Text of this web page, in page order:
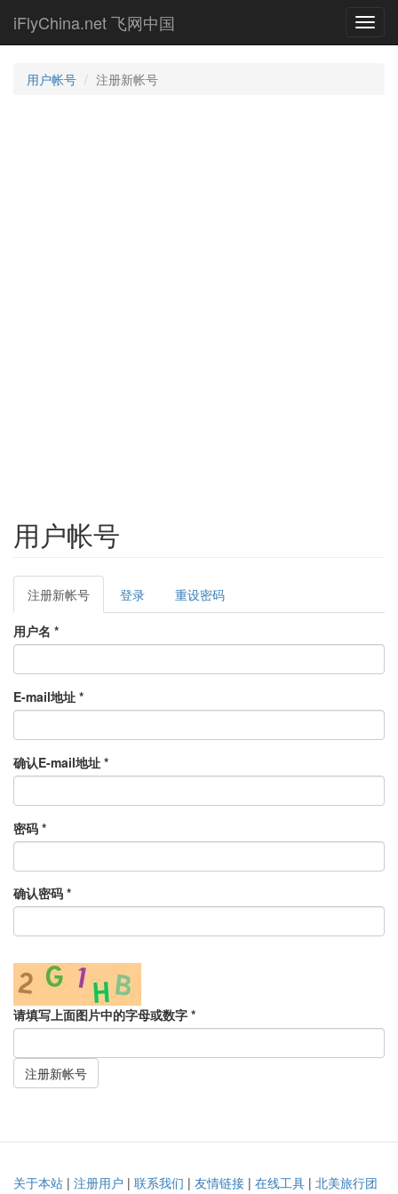
main
iFlyChina.net 飞网中国
用户帐号 注册新帐号
用户帐号
Primary
tabs
注册新帐号 (active
tab)
登录 重设密码
用户名 *
E-mail地址 *
确认E-mail地址 *
密码 *
确认密码 *
请填写上面图片中的字母或数字 *
注册新帐号
关于本站 | 注册用户 | 联系我们 | 友情链接 | 在线工具 | 北美旅行团